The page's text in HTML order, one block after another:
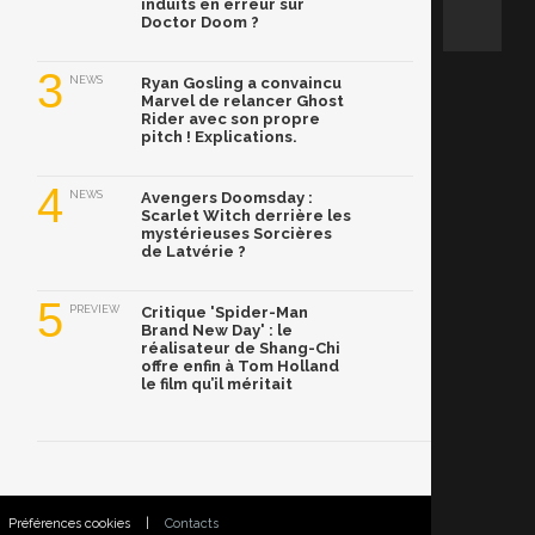
induits en erreur sur
Doctor Doom ?
3 NEWS
Ryan Gosling a convaincu
Marvel de relancer Ghost
Rider avec son propre
pitch ! Explications.
4 NEWS
Avengers Doomsday :
Scarlet Witch derrière les
mystérieuses Sorcières
de Latvérie ?
5 PREVIEW
Critique 'Spider-Man
Brand New Day' : le
réalisateur de Shang-Chi
offre enfin à Tom Holland
le film qu’il méritait
Préférences cookies Contacts